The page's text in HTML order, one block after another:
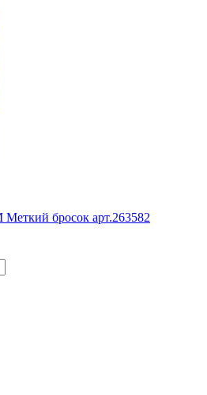
бросок арт.263582